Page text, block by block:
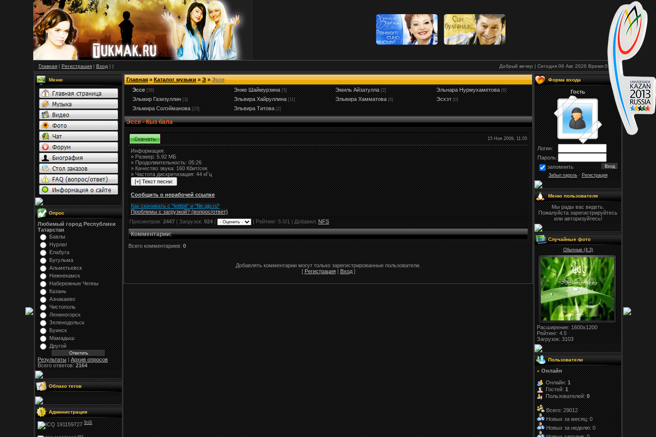
Главная | Регистрация | Вход | | Добрый вечер | Сегодня 06 Авг 2026 Время 01:37
Меню
Опрос
Любимый город Республики
Татарстан
Бавлы
Нурлат
Елабуга
Бугульма
Альметьевск
Нижнекамск
Набережные Челны
Казань
Азнакаево
Чистополь
Лениногорск
Зеленодольск
Буинск
Мамадыш
Другой
Результаты|Архив опросов
Всего ответов:2164
Облако тегов
Администрация
Stifi
NFS
Главная»Каталог музыки»Э» Эссе
Эссе [36] Энже Шаймурзина [5] Эмиль Айзатулла [2] Эльнара Нурмухаметова [6]
Эльмир Газизуллин [3] Эльвира Хайруллина [11] Эльвира Хамматова [6] Эсхэт [0]
Эльмира Солэйманова [23] Эльвира Титова [2]
Эссе - Кыз бала
15 Ноя 2009, 11:05
Информация:
»Размер:5.92 МБ
» Продолжительность: 05:26
» Качество звука: 160 Кбит/сек
» Частота дискретизация: 44 кГц
Сообщить о нерабочей ссылке
Как скачивать с "letitbit" и "file.qip.ru"
Проблемы с загрузкой? (вопрос/ответ)
Просмотров:2447| Загрузок:924| |Рейтинг:5.0/1 | Добавил:NFS
Комментарии:
Всего комментариев: 0
Добавлять комментарии могут только зарегистрированные пользователи.
[ Регистрация| Вход]
Форма входа
Гость
Логин:
Пароль:
запомнить
Забыл пароль·Регистрация
Меню пользователя
Мы рады вас видеть.
Пожалуйста зарегистрируйтесь
или авторизуйтесь!
Случайные фото
Обычные (4:3)
Расширение: 1600x1200
Рейтинг:4.5
Загрузок: 3103
Пользователи
» Онлайн
Онлайн:1
Гостей:1
Пользователей:0
Всего: 29012
Новых за месяц: 0
Новых за неделю: 0